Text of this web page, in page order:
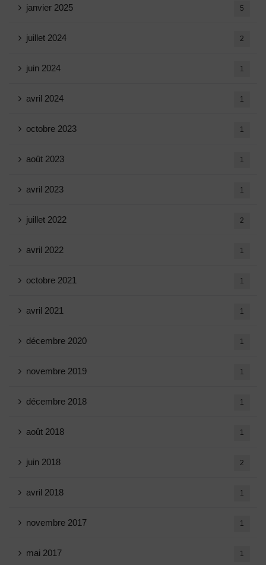
janvier 2025 5
juillet 2024 2
juin 2024 1
avril 2024 1
octobre 2023 1
août 2023 1
avril 2023 1
juillet 2022 2
avril 2022 1
octobre 2021 1
avril 2021 1
décembre 2020 1
novembre 2019 1
décembre 2018 1
août 2018 1
juin 2018 2
avril 2018 1
novembre 2017 1
mai 2017 1